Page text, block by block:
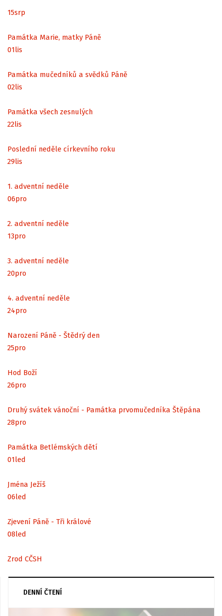
15srp
Památka Marie, matky Páně
01lis
Památka mučedníků a svědků Páně
02lis
Památka všech zesnulých
22lis
Poslední neděle církevního roku
29lis
1. adventní neděle
06pro
2. adventní neděle
13pro
3. adventní neděle
20pro
4. adventní neděle
24pro
Narození Páně - Štědrý den
25pro
Hod Boží
26pro
Druhý svátek vánoční - Památka prvomučedníka Štěpána
28pro
Památka Betlémských dětí
01led
Jména Ježíš
06led
Zjevení Páně - Tři králové
08led
Zrod CČSH
DENNÍ ČTENÍ